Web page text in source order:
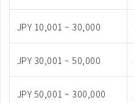
JPY 10,001 ~ 30,000
JPY 30,001 ~ 50,000
JPY 50,001 ~ 300,000